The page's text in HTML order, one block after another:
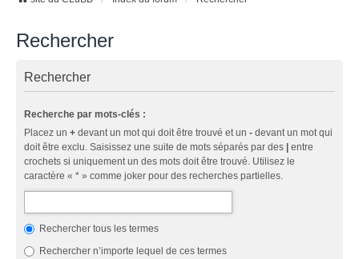
Rechercher
Rechercher
Recherche par mots-clés :
Placez un + devant un mot qui doit être trouvé et un - devant un mot qui
doit être exclu. Saisissez une suite de mots séparés par des | entre
crochets si uniquement un des mots doit être trouvé. Utilisez le
caractère « * » comme joker pour des recherches partielles.
Rechercher tous les termes
Rechercher n’importe lequel de ces termes